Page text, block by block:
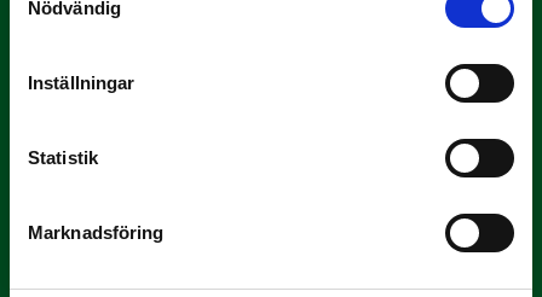
Nödvändig
Inställningar
Statistik
Marknadsföring
10 JULI
"Vilken…